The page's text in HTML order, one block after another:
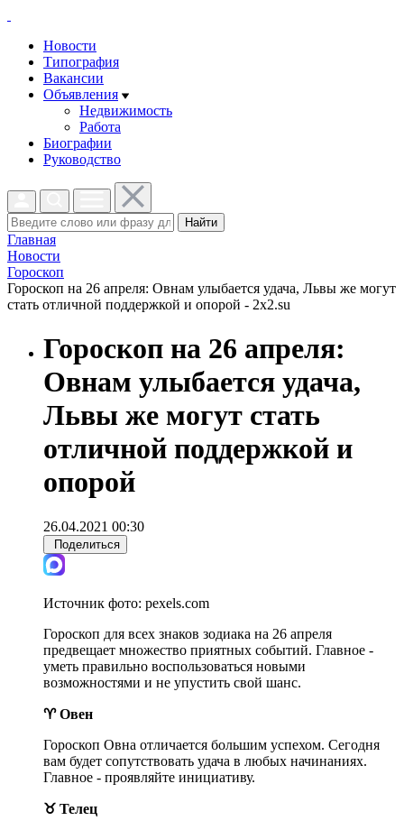
Новости
Типография
Вакансии
Объявления
Недвижимость
Работа
Биографии
Руководство
Найти
Главная
Новости
Гороскоп
Гороскоп на 26 апреля: Овнам улыбается удача, Львы же могут
стать отличной поддержкой и опорой - 2x2.su
Гороскоп на 26 апреля:
Овнам улыбается удача,
Львы же могут стать
отличной поддержкой и
опорой
26.04.2021 00:30
Поделиться
Источник фото: pexels.com
Гороскоп для всех знаков зодиака на 26 апреля
предвещает множество приятных событий. Главное -
уметь правильно воспользоваться новыми
возможностями и не упустить свой шанс.
♈ Овен
Гороскоп Овна отличается большим успехом. Сегодня
вам будет сопутствовать удача в любых начинаниях.
Главное - проявляйте инициативу.
♉ Телец